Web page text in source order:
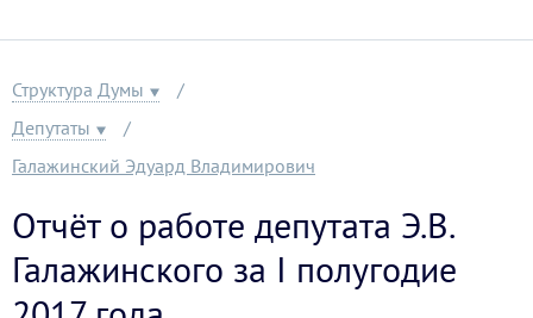
Структура Думы
Депутаты
Галажинский Эдуард Владимирович
Отчёт о работе депутата Э.В.
Галажинского за I полугодие